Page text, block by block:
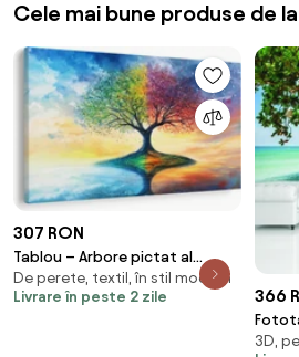
Cele mai bune produse de
307 RON
Tablou – Arbore pictat al
anotimpurilor (90x60 cm)
De perete, textil, în stil modern
Livrare în peste 2 zile
366
3D,